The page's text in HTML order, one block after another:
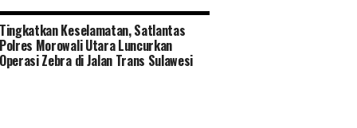
Tingkatkan Keselamatan, Satlantas
Polres Morowali Utara Luncurkan
Operasi Zebra di Jalan Trans Sulawesi